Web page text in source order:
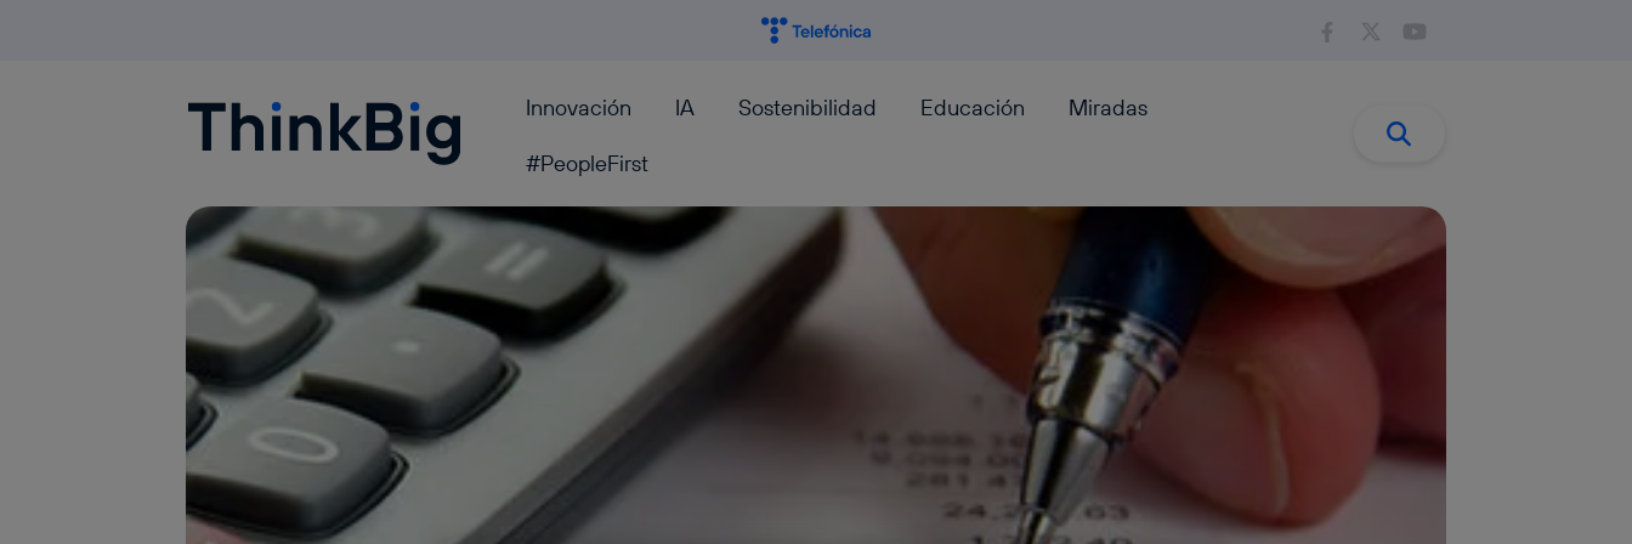
Blogthinkbig.com Innovación IA Sostenibilidad Educación
Miradas
#PeopleFirst
Buscar